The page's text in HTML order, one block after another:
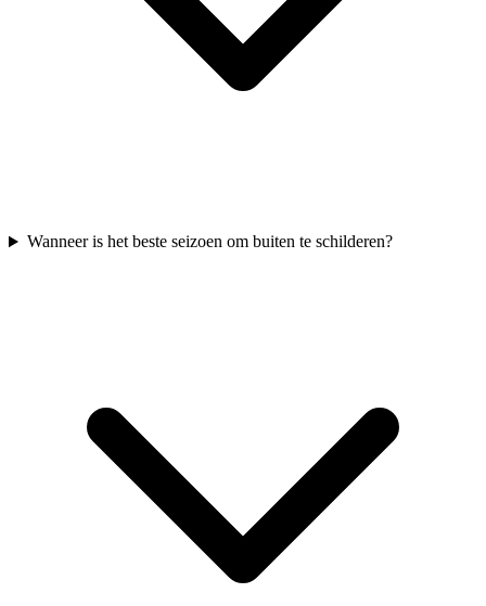
Wanneer is het beste seizoen om buiten te schilderen?